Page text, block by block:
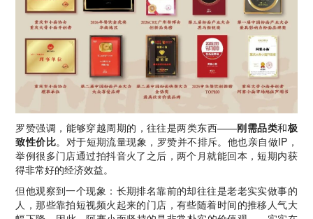
罗赞强调，能够穿越周期的，往往是两类东西——刚需品类和极
致性价比。对于短期流量现象，罗赞并不排斥。他也亲自做IP，
举例很多门店通过拍抖音火了之后，两个月就能回本，短期内获
得非常好的经济效益。
但他观察到一个现象：长期排名靠前的却往往是老老实实做事的
人，那些靠拍短视频火起来的门店，有些随着时间的推移人气大